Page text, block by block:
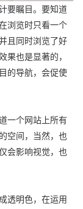
要瞩目。要知道
浏览时只看一个
且同时浏览了好
果也是显著的，
的导航，会促使
一个网站上所有
空间，当然，也
会影响视觉，也
透明色，在运用